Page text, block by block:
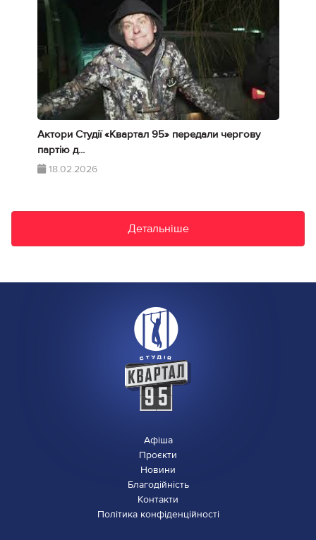
Актори Студії «Квартал 95» передали чергову
партію д...
18.02.2026
Детальніше
Афіша
Проєкти
Новини
Благодійність
Контакти
Політика конфіденційності